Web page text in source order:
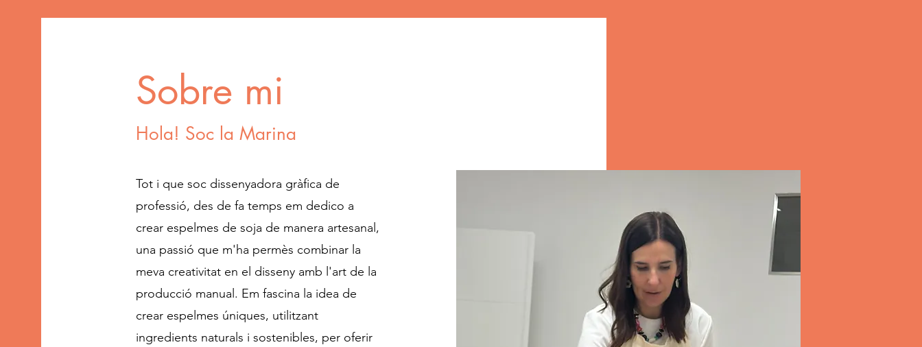
Sobre mi
Hola! Soc la Marina
Tot i que soc dissenyadora gràfica de
professió, des de fa temps em dedico a
crear espelmes de soja de manera artesanal,
una passió que m'ha permès combinar la
meva creativitat en el disseny amb l'art de la
producció manual. Em fascina la idea de
crear espelmes úniques, utilitzant
ingredients naturals i sostenibles, per oferir